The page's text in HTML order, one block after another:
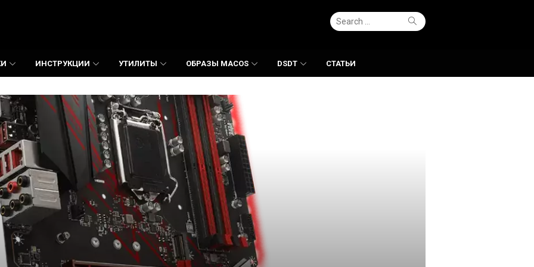
Search
for:
Search
ИНСТРУКЦИИ УТИЛИТЫ ОБРАЗЫ MACOS DSDT СТАТЬИ